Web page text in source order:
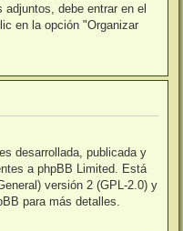
debe entrar en el
en la opción "Organizar
desarrollada, publicada y
a phpBB Limited. Está
versión 2 (GPL-2.0) y
para más detalles.